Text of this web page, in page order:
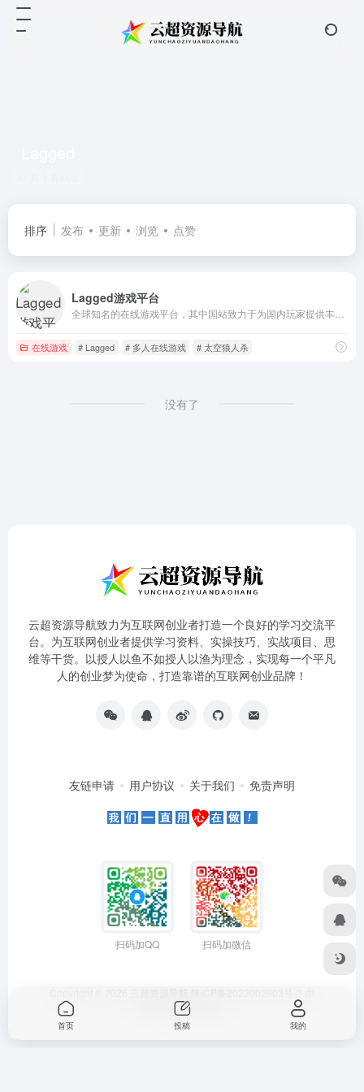
排序 发布 更新 浏览 点赞
Lagged游戏平台
在线游戏 # Lagged # 多人在线游戏 # 太空狼人杀
没有了
云超资源导航致力为互联网创业者打造一个良好的学习交流平
台。为互联网创业者提供学习资料、实操技巧、实战项目、思
维等干货。以授人以鱼不如授人以渔为理念，实现每一个平凡
人的创业梦为使命，打造靠谱的互联网创业品牌！
友链申请 用户协议 关于我们 免责声明
扫码加QQ 扫码加微信
OneNav强力驱动
首页 投稿 我的